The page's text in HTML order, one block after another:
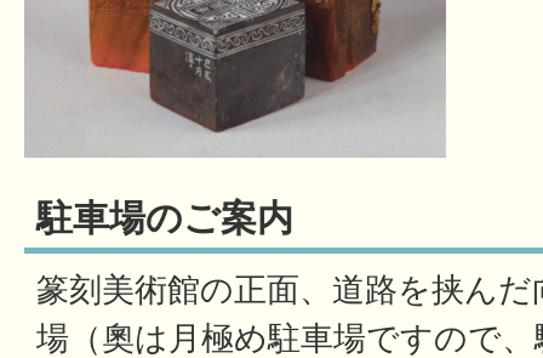
駐車場のご案内
篆刻美術館の正面、道路を挟ん
場（奧は月極め駐車場ですので